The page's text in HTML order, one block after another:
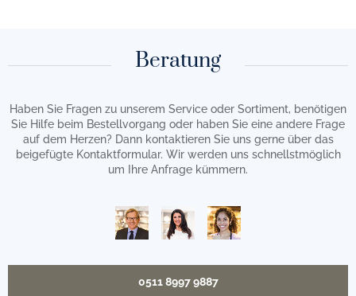
Beratung
Haben Sie Fragen zu unserem Service oder Sortiment, benötigen
Sie Hilfe beim Bestellvorgang oder haben Sie eine andere Frage
auf dem Herzen? Dann kontaktieren Sie uns gerne über das
beigefügte Kontaktformular. Wir werden uns schnellstmöglich
um Ihre Anfrage kümmern.
0511 8997 9887